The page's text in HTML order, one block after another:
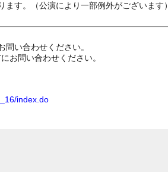
ます。（公演により一部例外がございます）
い合わせください。
お問い合わせください。
index.do